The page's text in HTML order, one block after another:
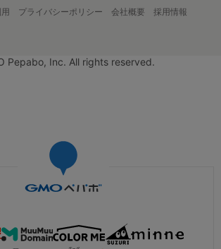
プライバシーポリシー 会社概要
採用情報
Pepabo, Inc. All rights reserved.